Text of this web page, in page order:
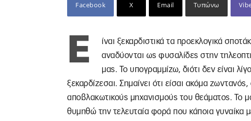
Facebook X Email Τυπώνω
Ε
ίναι ξεκαρδιστικά τα προεκλογικά
αναδύονται ως φυσαλίδες στην
μας. Το υπογραμμίζω, διότι δεν είναι
ξεκαρδίζεσαι. Σημαίνει ότι είσαι ακόμα
αποβλακωτικούς μηχανισμούς του θεάματος. Το
θυμηθώ την τελευταία φορά που κάποια γυναίκα